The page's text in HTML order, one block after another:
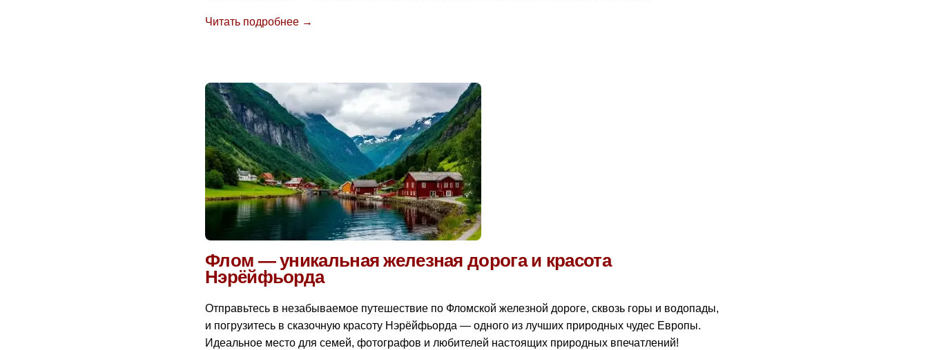
Читать подробнее →
Флом — уникальная железная дорога и красота
Нэрёйфьорда
Отправьтесь в незабываемое путешествие по Фломской железной дороге, сквозь горы и водопады,
и погрузитесь в сказочную красоту Нэрёйфьорда — одного из лучших природных чудес Европы.
Идеальное место для семей, фотографов и любителей настоящих природных впечатлений!